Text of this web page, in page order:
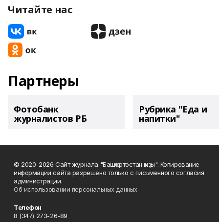
Читайте нас
Партнеры
Фотобанк
журналистов РБ
Рубрика "Еда и
напитки"
© 2020-2026 Сайт журнала "Башҡортостан ҡыҙы". Копирование
информации сайта разрешено только с письменного согласия
администрации.
Об использовании персональных данных
Телефон
8 (347) 273-26-89